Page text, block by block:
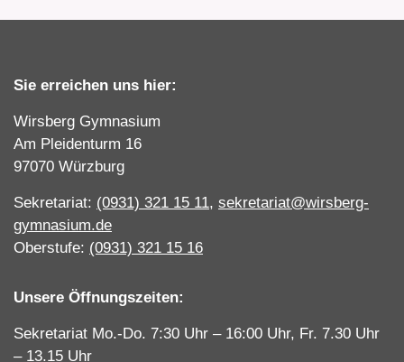
Sie erreichen uns hier:
Wirsberg Gymnasium
Am Pleidenturm 16
97070 Würzburg
Sekretariat: (0931) 321 15 11, sekretariat@wirsberg-
gymnasium.de
Oberstufe: (0931) 321 15 16
Unsere Öffnungszeiten:
Sekretariat Mo.-Do. 7:30 Uhr – 16:00 Uhr, Fr. 7.30 Uhr
– 13.15 Uhr